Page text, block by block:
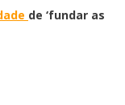
de ‘fundar as